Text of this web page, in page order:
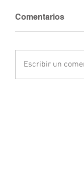
Comentarios
Escribir un